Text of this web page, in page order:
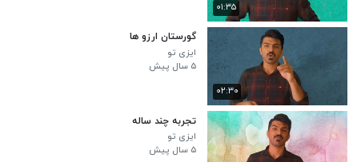
۰۱:۳۵
۰۲:۳۰
گورستان ارزو ها
ایزی تو
۵ سال پیش
تجربه چند ساله
ایزی تو
۵ سال پیش